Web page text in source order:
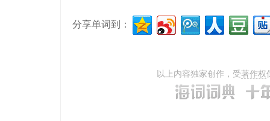
分享单词到：
以上内容独家创作，受著作权